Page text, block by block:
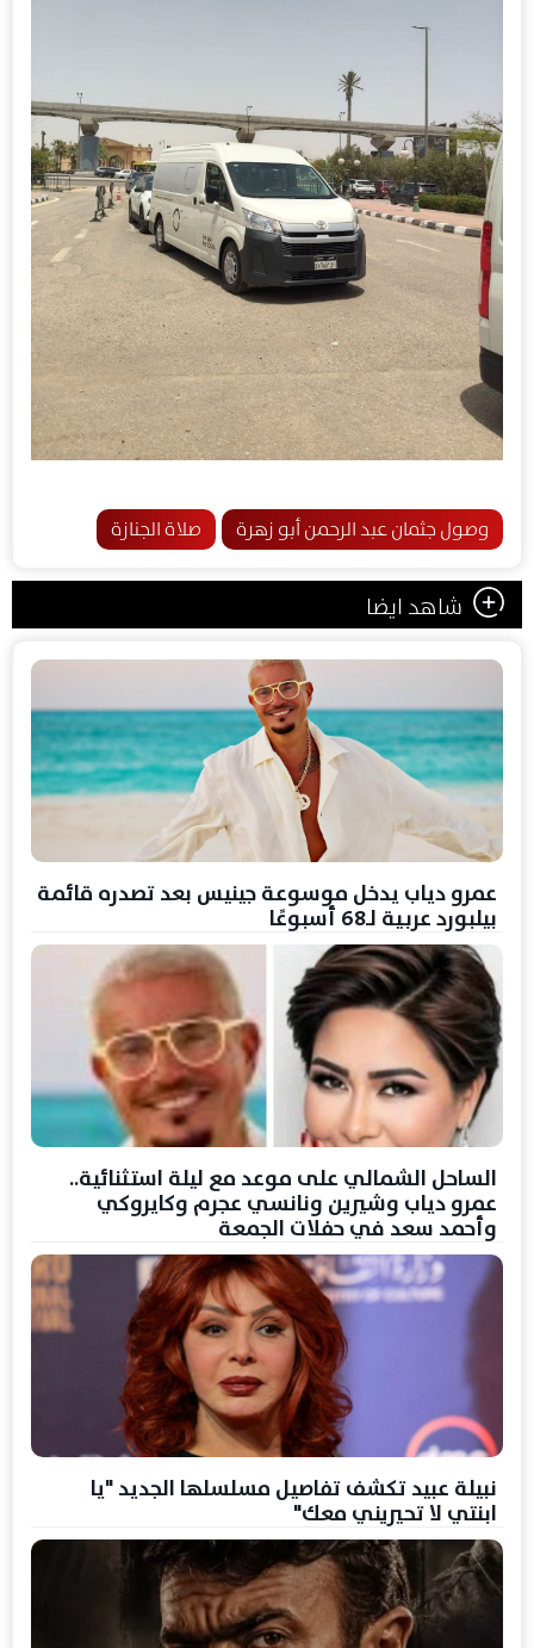
وصول جثمان عبد الرحمن أبو زهرة صلاة الجنازة
شاهد ايضا
عمرو دياب يدخل موسوعة جينيس بعد تصدره قائمة
بيلبورد عربية لـ68 أسبوعًا
الساحل الشمالي على موعد مع ليلة استثنائية..
عمرو دياب وشيرين ونانسي عجرم وكايروكي
وأحمد سعد في حفلات الجمعة
نبيلة عبيد تكشف تفاصيل مسلسلها الجديد "يا
ابنتي لا تحيريني معك"